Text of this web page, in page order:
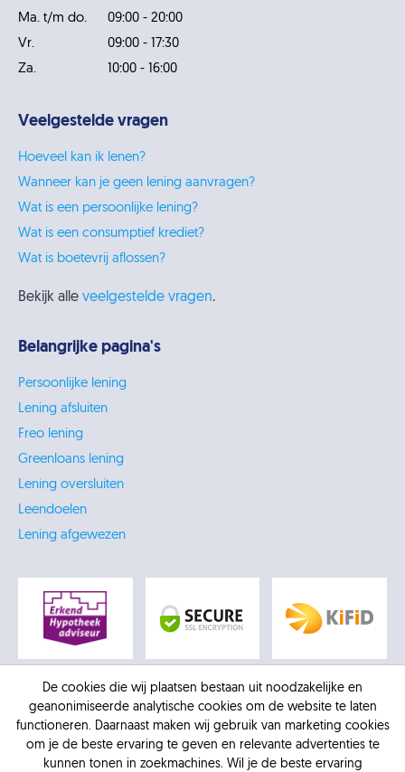
Ma. t/m do.
09:00 - 20:00
Vr.
09:00 - 17:30
Za.
10:00 - 16:00
Veelgestelde vragen
Hoeveel kan ik lenen?
Wanneer kan je geen lening aanvragen?
Wat is een persoonlijke lening?
Wat is een consumptief krediet?
Wat is boetevrij aflossen?
Bekijk alle veelgestelde vragen.
Belangrijke pagina's
Persoonlijke lening
Lening afsluiten
Freo lening
Greenloans lening
Lening oversluiten
Leendoelen
Lening afgewezen
De cookies die wij plaatsen bestaan uit noodzakelijke en
geanonimiseerde analytische cookies om de website te laten
functioneren. Daarnaast maken wij gebruik van marketing cookies
om je de beste ervaring te geven en relevante advertenties te
kunnen tonen in zoekmachines. Wil je de beste ervaring